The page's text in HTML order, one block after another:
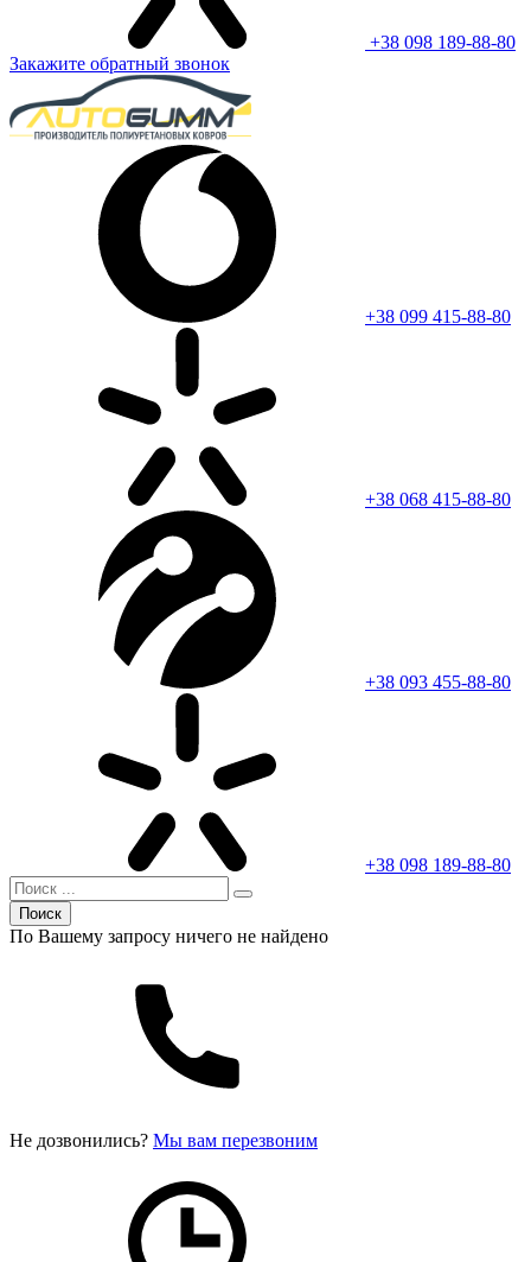
+38 098 189-88-80
Закажите обратный звонок
+38 099 415-88-80
+38 068 415-88-80
+38 093 455-88-80
+38 098 189-88-80
Поиск
По Вашему запросу ничего не найдено
Не дозвонились? Мы вам перезвоним